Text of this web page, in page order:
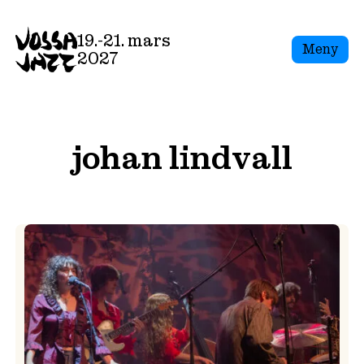
to
content
19.-21. mars
2027
Meny
johan lindvall